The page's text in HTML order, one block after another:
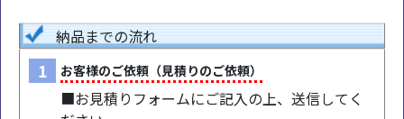
納品までの流れ
1 お客様のご依頼（見積りのご依頼）
■お見積りフォームにご記入の上、送信してく